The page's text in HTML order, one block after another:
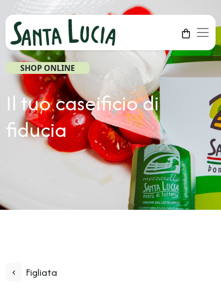
SHOP ONLINE
Il tuocaseificiodi
fiducia
Figliata